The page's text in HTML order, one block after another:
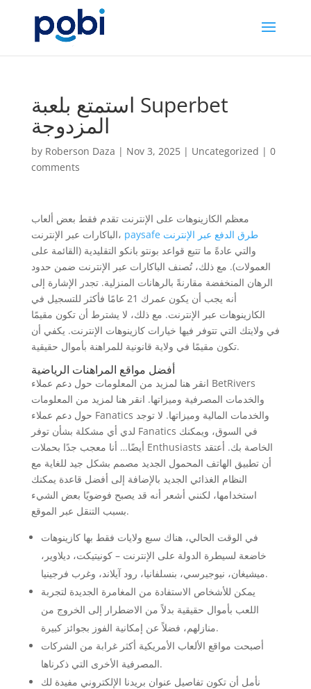
استمتع بلعبة Superbet
المزدوجة
by Roberson Daza | Nov 3, 2025| Uncategorized | 0
comments
معظم الكازينوهات على الإنترنت تقدم فقط بعض ألعاب
الباكارات عبر الإنترنت،
paysafe طرق الدفع عبر الإنترنت
والتي عادةً ما تتبع قواعد بونتو بانكو التقليدية (القائمة على
العمولات). مع ذلك، تُصنف الباكارات عبر الإنترنت ضمن حدود
الرهان المنخفضة مقارنةً بالرهانات المنزلية. تجدر الإشارة إلى
أنه يجب أن يكون عمرك 21 عامًا فأكثر للتسجيل في
الكازينوهات عبر الإنترنت. مع ذلك، لا يشترط أن تكون مقيمًا
في ولايتك التي تتوفر فيها خيارات كازينوهات الإنترنت. يكفي أن
تكون مقيمًا في ولاية قانونية للمراهنة بأموال حقيقية.
أفضل مواقع المراهنات الرياضية
انقر هنا لمزيد من المعلومات حول دعم عملاء BetRivers
والخدمات المصرفية وميزاتها. انقر هنا لمزيد من المعلومات
حول دعم عملاء Fanatics والخدمات المالية وميزاتها. لا توجد
لدي أي مشكلة بشأن توفر Fanatics في السوق، ويمكنك
أيضًا… أنا معجب جدًا بحملات Enthusiasts الخاصة بك. أعتقد
أن تطبيق الهاتف المحمول الجديد مصمم بشكل جيد للغاية مع
النظام الغذائي الجديد بالإضافة إلى أفضل قاعدة يمكنك
استخدامها، لكنني أشعر أنه قد يصبح فوضويًا بعض الشيء
بسبب التنقل عبر الموقع.
في الوقت الحالي، هناك سبع ولايات فقط بها كازينوهات
خاضعة لسيطرة الدولة على الإنترنت – كونيتيكت، ديلاوير،
ميشيغان، نيوجيرسي، بنسلفانيا، رود آيلاند، وغرب فرجينيا.
يمكن للأشخاص الاستفادة من المغامرة الجديدة لتجربة
اللعب بأموال حقيقية بدلاً من الاضطرار إلى الخروج من
منازلهم، فضلاً عن إمكانية الفوز بجوائز كبيرة.
أصبحت مواقع الألعاب الأمريكية أكثر غرابة من الشركات
المصرفية الأخرى التي ذكرناها.
نأمل أن تكون تفاصيل عنوان بريدنا الإلكتروني مفيدة لك